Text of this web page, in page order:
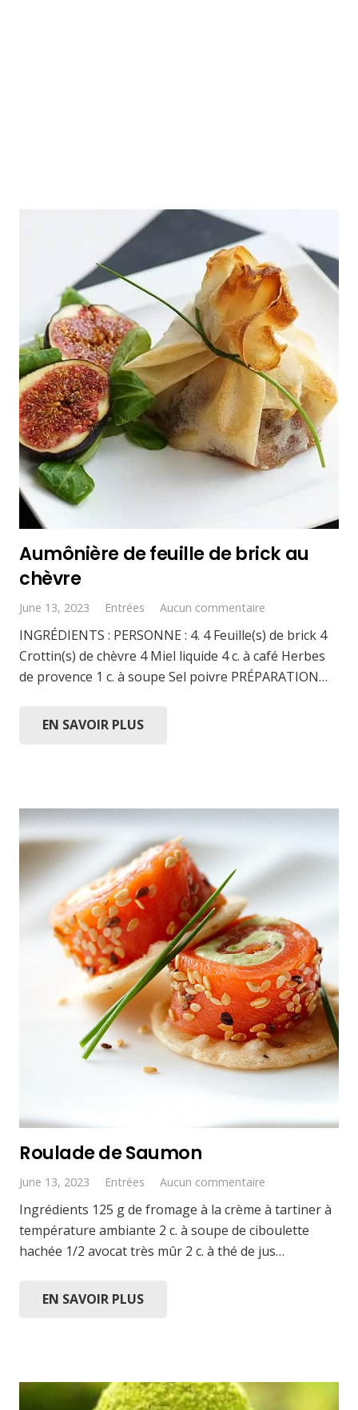
Aumônière de feuille de brick au
chèvre
June 13, 2023 Entrées Aucun commentaire
INGRÉDIENTS : PERSONNE : 4. 4 Feuille(s) de brick 4
Crottin(s) de chèvre 4 Miel liquide 4 c. à café Herbes
de provence 1 c. à soupe Sel poivre PRÉPARATION…
EN SAVOIR PLUS
Roulade de Saumon
June 13, 2023 Entrées Aucun commentaire
Ingrédients 125 g de fromage à la crème à tartiner à
température ambiante 2 c. à soupe de ciboulette
hachée 1/2 avocat très mûr 2 c. à thé de jus…
EN SAVOIR PLUS